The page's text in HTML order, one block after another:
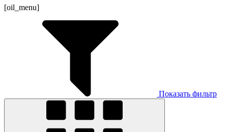
[oil_menu]
Показать фильтр